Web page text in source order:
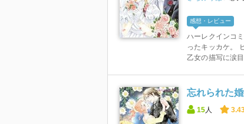
感想・レビュー
ハーレクインコ
ったキッカケ。
乙女の描写に涙目
忘れられた
15 人